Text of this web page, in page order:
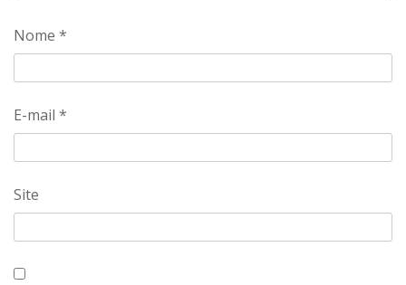
Nome *
E-mail *
Site